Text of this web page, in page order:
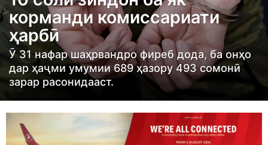
r
s
a
g
o
3
y
корманди комиссариати
ҳарбӣ
Ӯ 31 нафар шаҳрвандро фиреб дода, ба онҳо
дар ҳаҷми умумии 689 ҳазору 493 сомонӣ
зарар расонидааст.